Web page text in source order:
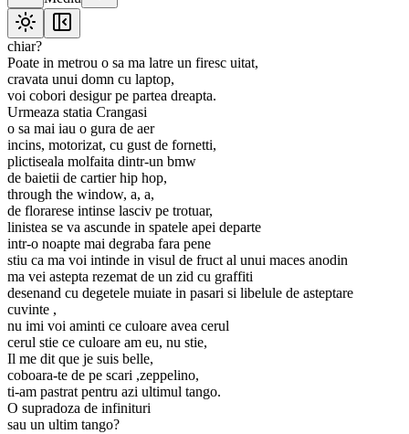
chiar?
Poate in metrou o sa ma latre un firesc uitat,
cravata unui domn cu laptop,
voi cobori desigur pe partea dreapta.
Urmeaza statia Crangasi
o sa mai iau o gura de aer
incins, motorizat, cu gust de fornetti,
plictiseala molfaita dintr-un bmw
de baietii de cartier hip hop,
through the window, a, a,
de florarese intinse lasciv pe trotuar,
linistea se va ascunde in spatele apei departe
intr-o noapte mai degraba fara pene
stiu ca ma voi intinde in visul de fruct al unui maces anodin
ma vei astepta rezemat de un zid cu graffiti
desenand cu degetele muiate in pasari si libelule de asteptare
cuvinte ,
nu imi voi aminti ce culoare avea cerul
cerul stie ce culoare am eu, nu stie,
Il me dit que je suis belle,
coboara-te de pe scari ,zeppelino,
ti-am pastrat pentru azi ultimul tango.
O supradoza de infinituri
sau un ultim tango?